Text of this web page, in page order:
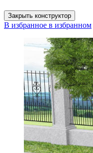
Закрыть конструктор
В избранное в избранном